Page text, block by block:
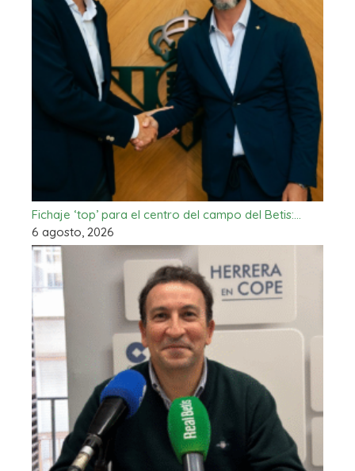
Fichaje ‘top’ para el centro del campo del Betis:…
6 agosto, 2026